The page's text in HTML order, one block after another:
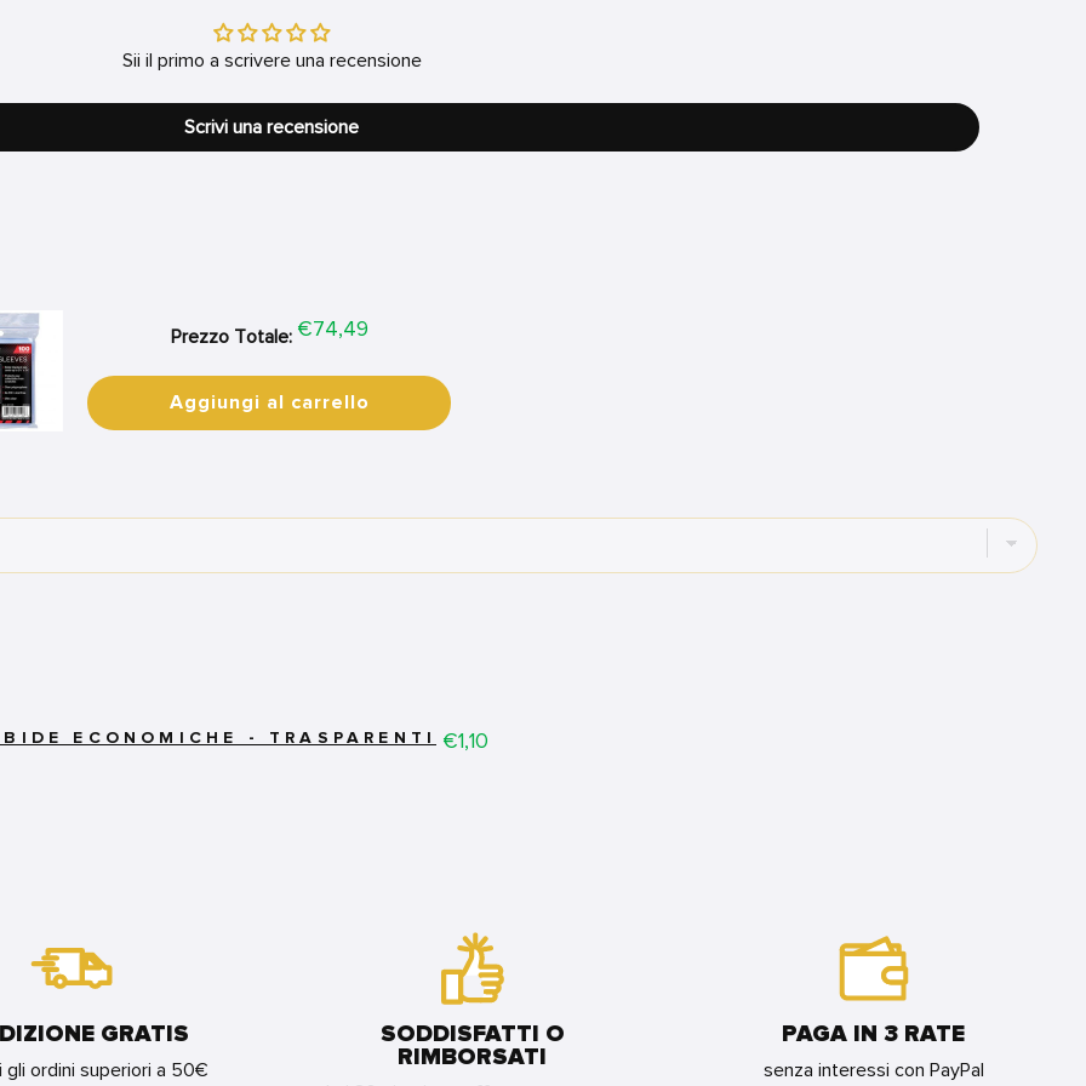
Sii il primo a scrivere una recensione
Scrivi una recensione
Prezzo Totale: Price
€74,49
Aggiungi al carrello
ECONOMICHE - TRASPARENTI Price
€1,10
GRATIS
ordini superiori a 50€
SODDISFATTI O
RIMBORSATI
PAGA IN 3 RATE
senza interessi con PayPal